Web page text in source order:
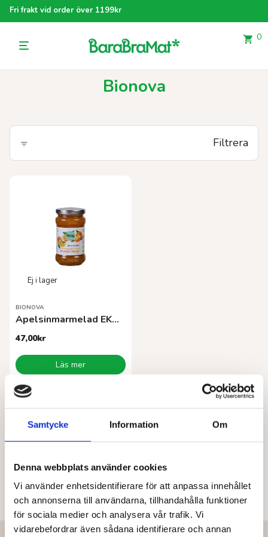
Samtycke Information Om
Denna webbplats använder cookies
Vi använder enhetsidentifierare för att anpassa innehållet
och annonserna till användarna, tillhandahålla funktioner
för sociala medier och analysera vår trafik. Vi
vidarebefordrar även sådana identifierare och annan
Fri frakt vid order över 1199kr
0
Bionova
Filtrera
BIONOVA
Apelsinmarmelad EKO 340 g
47,00kr
Läs mer